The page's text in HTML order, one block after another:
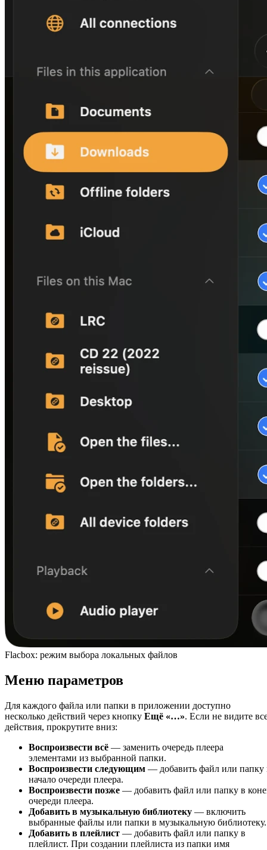
Flacbox: режим выбора локальных файлов
Меню параметров
Для каждого файла или папки в приложении доступно
несколько действий через кнопку Ещё «…». Если не видите
действия, прокрутите вниз:
Воспроизвести всё — заменить очередь плеера
элементами из выбранной папки.
Воспроизвести следующим — добавить файл или папку
начало очереди плеера.
Воспроизвести позже — добавить файл или папку в
очереди плеера.
Добавить в музыкальную библиотеку — включить
выбранные файлы или папки в музыкальную библиотеку.
Добавить в плейлист — добавить файл или папку в
плейлист. При создании плейлиста из папки имя